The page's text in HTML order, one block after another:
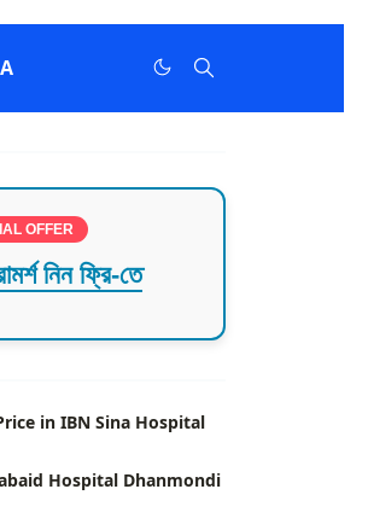
OFFER
নিন ফ্রি-তে
in IBN Sina Hospital
Hospital Dhanmondi